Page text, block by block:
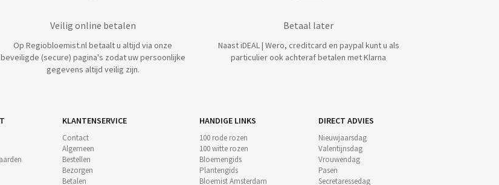
Veilig online betalen
Op Regiobloemist.nl betaalt u altijd via onze
beveiligde (secure) pagina's zodat uw persoonlijke
gegevens altijd veilig zijn.
Betaal later
Naast iDEAL | Wero, creditcard en paypal kunt u als
particulier ook achteraf betalen met Klarna
KLANTENSERVICE
Contact
Algemeen
Bestellen
Bezorgen
Betalen
HANDIGE LINKS
100 rode rozen
100 witte rozen
Bloemengids
Plantengids
Bloemist Amsterdam
DIRECT ADVIES
Nieuwjaarsdag
Valentijnsdag
Vrouwendag
Pasen
Secretaressedag